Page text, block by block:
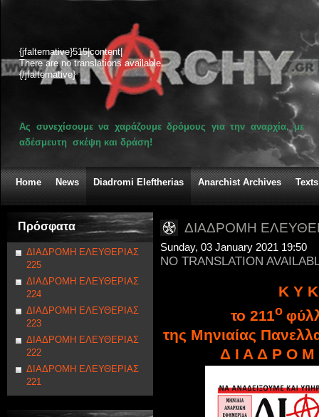
{jfalternative}515|content|
There are no translations available.
{/jfalternative}
Ας συνεχίσουμε να χαράζουμε δρόμους για την αναρχία, με
αδέσμευτη σκέψη και δράση!
Home News Diadromi Eleftherias Anarchist Archives Texts
Πρόσφατα
ΔΙΑΔΡΟΜΗ ΕΛΕΥΘΕΡΙΑΣ
225
ΔΙΑΔΡΟΜΗ ΕΛΕΥΘΕΡΙΑΣ
224
ΔΙΑΔΡΟΜΗ ΕΛΕΥΘΕΡΙΑΣ
223
ΔΙΑΔΡΟΜΗ ΕΛΕΥΘΕΡΙΑΣ
222
ΔΙΑΔΡΟΜΗ ΕΛΕΥΘΕΡΙΑΣ
221
ΔΙΑΔΡΟΜΗ
Sunday, 03 January 2021 19:50
NO TRANSLATION
Κ Υ
το 211ο
της Μηνιαίας
Δ Ι Α Δ Ρ Ο